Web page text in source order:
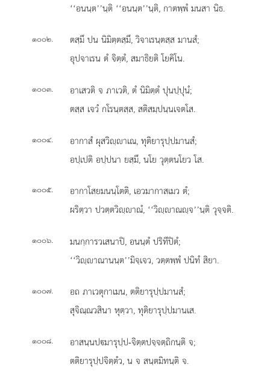
‘‘อนนฺต’’นฺติ ‘‘อนนฺต’’นฺติ, กาตพฺพํ มนสา นิธ.
๑๐๐๒.
ตสฺมึ ปน นิมิตฺตสฺมึ, วิจาเรนฺตสฺส มานสํ;
อุปจาเรน ตํ จิตฺตํ, สมาธิยติ โยคิโน.
๑๐๐๓.
อาเสวติ จ ภาเวติ, ตํ นิมิตฺตํ ปุนปฺปุนํ;
ตสฺส เจวํ กโรนฺตสฺส, สติสมฺปนฺนเจตโส.
๑๐๐๔.
อากาสํ ผุสวิฺาเณ, ทุติยารุปฺปมานสํ;
อปฺเปติ อปฺปนา ยสฺมึ, นโย วุตฺตนโยว โส.
๑๐๐๕.
อากาโสยมนนฺโตติ, เอวมากาสเมว ตํ;
ผริตฺวา ปวตฺตวิฺาณํ, ‘‘วิฺาณฺจ’’นฺติ วุจฺจติ.
๑๐๐๖.
มนกฺการวเสนาปิ, อนนฺตํ ปริทีปิตํ;
‘‘วิฺาณานนฺต’’มิจฺเจว, วตฺตพฺพํ ปนิทํ สิยา.
๑๐๐๗. อถ ภาเวตุกาเมน, ตติยารุปฺปมานสํ;
สุจิณฺณวสินา หุตฺวา, ทุติยารุปฺปมานเส.
๑๐๐๘.
อาสนฺนปมารุปฺป-จิตฺตปจฺจตฺถิกนฺติ จ;
ตติยารุปฺปจิตฺตํว, น จ สนฺตมิทนฺติ จ.